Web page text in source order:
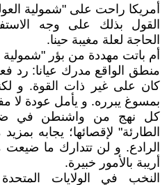
أمريكا راحت على "شمولية
القول بذلك على وجه
الحاجة لعلة مغيبة حينا.
أم باتت مهددة من بؤر "شمولية
منطق الواقع مدرك عيانا: رد
كان على غير ذات القوة. و
بمسوغ يبرره. و يأمل عودة لا
كل نهج من واشنطن في
الطارئة" لإقصائها؛ يجابه
الرادع. و لن تتدارك ما
أريبة بالأمور خبيرة.
النخب في الولايات